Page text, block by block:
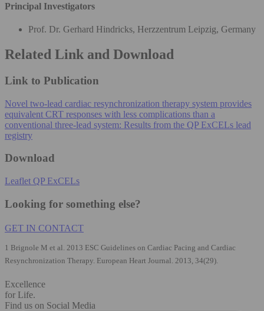
Principal Investigators
Prof. Dr. Gerhard Hindricks, Herzzentrum Leipzig, Germany
Related Link and Download
Link to Publication
Novel two-lead cardiac resynchronization therapy system provides
equivalent CRT responses with less complications than a
conventional three-lead system: Results from the QP ExCELs lead
registry
Download
Leaflet QP ExCELs
Looking for something else?
GET IN CONTACT
1 Brignole M et al. 2013 ESC Guidelines on Cardiac Pacing and Cardiac
Resynchronization Therapy. European Heart Journal. 2013, 34(29).
Excellence
for Life.
Find us on Social Media